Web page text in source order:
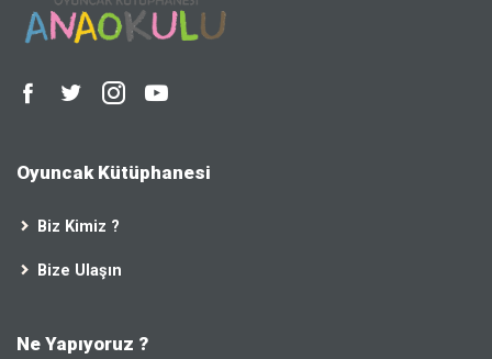
Oyuncak Kütüphanesi
Biz Kimiz ?
Bize Ulaşın
Ne Yapıyoruz ?